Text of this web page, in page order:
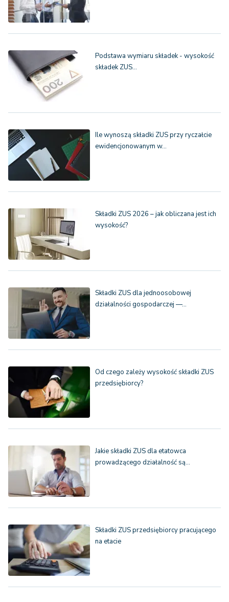
Podstawa wymiaru składek - wysokość
składek ZUS…
Ile wynoszą składki ZUS przy ryczałcie
ewidencjonowanym w…
Składki ZUS 2026 – jak obliczana jest ich
wysokość?
Składki ZUS dla jednoosobowej
działalności gospodarczej —…
Od czego zależy wysokość składki ZUS
przedsiębiorcy?
Jakie składki ZUS dla etatowca
prowadzącego działalność są…
Składki ZUS przedsiębiorcy pracującego
na etacie